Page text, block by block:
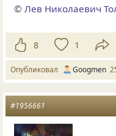
©Лев Николаевич
8 1
Опубликовал Googmen
#1956661